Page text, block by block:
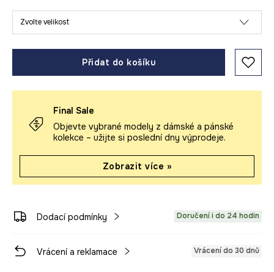
Zvolte velikost
Přidat do košíku
Final Sale
Objevte vybrané modely z dámské a pánské
kolekce – užijte si poslední dny výprodeje.
Zobrazit více »
Dodací podmínky Doručení i do 24 hodin
Vrácení a reklamace Vrácení do 30 dnů